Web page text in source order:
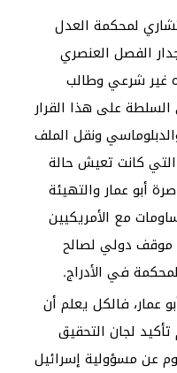
لمحكمة العدل
9/7/2004 حول جدار الفصل العنصري
غير شرعي وطالب
على هذا القرار
ونقل الملف
كانت تعيش حالة
أبو عمار والتهيئة
مع الأمريكيين
موقف دولي لصالح
في الأدراج.
عمار، فالكل يعلم أن
تأكيد لجان التحقيق
عن مسؤولية إسرائيل